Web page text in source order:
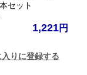
セット
1,221
入りに登録する